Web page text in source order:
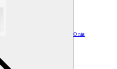
O nás